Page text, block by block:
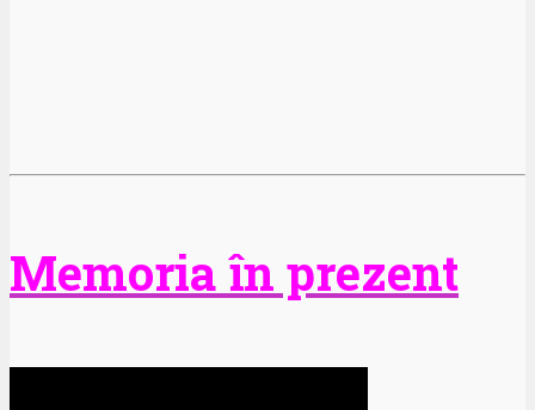
Memoria în prezent